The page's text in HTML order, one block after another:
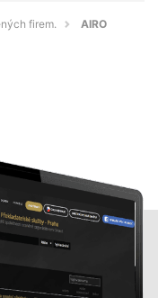
firem. AIRO